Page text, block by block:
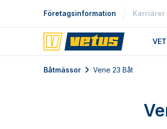
Företagsinformation Karriärer
Båtmässor Vene 23 Båt